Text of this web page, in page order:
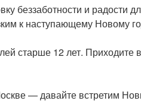
беззаботности и радости
к наступающему Новому
старше 12 лет.
— давайте встретим